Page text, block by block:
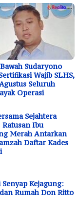
Sudaryono
Wajib SLHS,
Seluruh
Operasi
Sejahtera
Ibu
Merah Antarkan
Daftar Kades
Senyap Kejagung:
Rumah Don Ritto